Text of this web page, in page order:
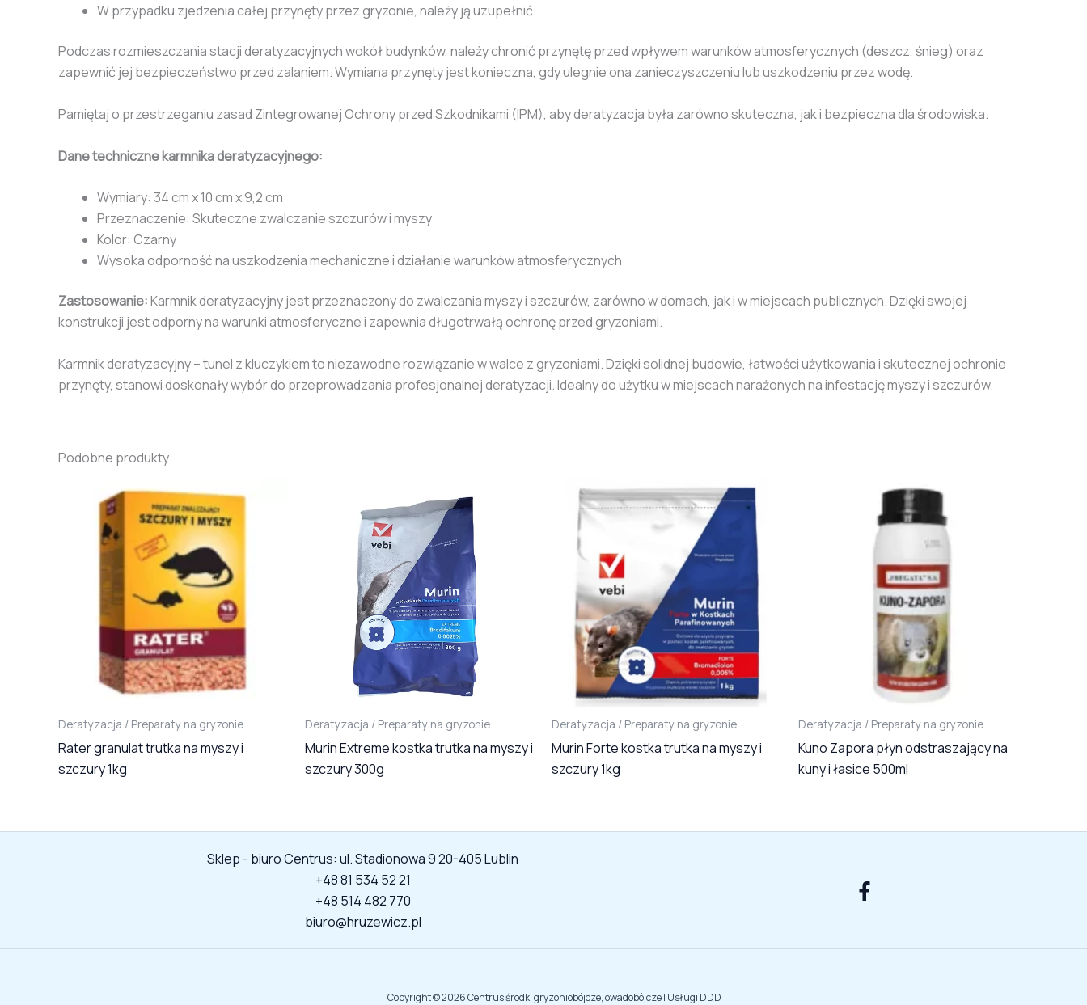
W przypadku zjedzenia całej przynęty przez gryzonie, należy ją uzupełnić.
Podczas rozmieszczania stacji deratyzacyjnych wokół budynków, należy chronić przynętę przed wpływem warunków atmosferycznych (deszcz, śnieg) oraz
zapewnić jej bezpieczeństwo przed zalaniem. Wymiana przynęty jest konieczna, gdy ulegnie ona zanieczyszczeniu lub uszkodzeniu przez wodę.
Pamiętaj o przestrzeganiu zasad Zintegrowanej Ochrony przed Szkodnikami (IPM), aby deratyzacja była zarówno skuteczna, jak i bezpieczna dla środowiska.
Dane techniczne karmnika deratyzacyjnego:
Wymiary: 34 cm x 10 cm x 9,2 cm
Przeznaczenie: Skuteczne zwalczanie szczurów i myszy
Kolor: Czarny
Wysoka odporność na uszkodzenia mechaniczne i działanie warunków atmosferycznych
Zastosowanie:Karmnik deratyzacyjny jest przeznaczony do zwalczania myszy i szczurów, zarówno w domach, jak i w miejscach publicznych. Dzięki swojej
konstrukcji jest odporny na warunki atmosferyczne i zapewnia długotrwałą ochronę przed gryzoniami.
Karmnik deratyzacyjny – tunel z kluczykiem to niezawodne rozwiązanie w walce z gryzoniami. Dzięki solidnej budowie, łatwości użytkowania i skutecznej ochronie
przynęty, stanowi doskonały wybór do przeprowadzania profesjonalnej deratyzacji. Idealny do użytku w miejscach narażonych na infestację myszy i szczurów.
Podobne produkty
Deratyzacja / Preparaty na gryzonie
Rater granulat trutka na myszy i
szczury 1kg
Deratyzacja / Preparaty na gryzonie
Murin Extreme kostka trutka na myszy i
szczury 300g
Deratyzacja / Preparaty na gryzonie
Murin Forte kostka trutka na myszy i
szczury 1kg
Deratyzacja / Preparaty na gryzonie
Kuno Zapora płyn odstraszający na
kuny i łasice 500ml
Sklep - biuro Centrus: ul. Stadionowa 9 20-405 Lublin
+48 81 534 52 21
+48 514 482 770
biuro@hruzewicz.pl
Copyright © 2026 Centrus środki gryzoniobójcze, owadobójcze | Usługi DDD